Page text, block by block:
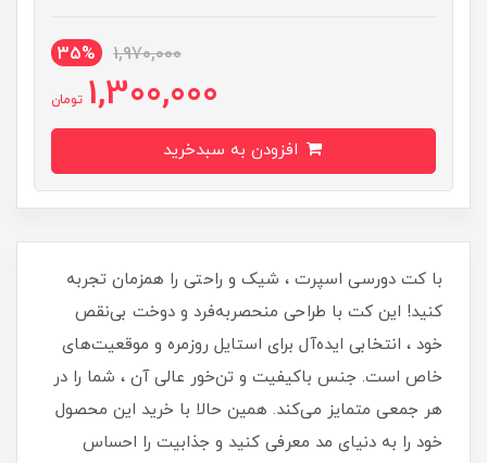
1,970,000
35%
1,300,000 تومان
با کت دورسی اسپرت ، شیک و راحتی را همزمان تجربه
کنید! این کت با طراحی منحصربه‌فرد و دوخت بی‌نقص
خود ، انتخابی ایده‌آل برای استایل روزمره و موقعیت‌های
خاص است. جنس باکیفیت و تن‌خور عالی آن ، شما را در
هر جمعی متمایز می‌کند. همین حالا با خرید این محصول
خود را به دنیای مد معرفی کنید و جذابیت را احساس